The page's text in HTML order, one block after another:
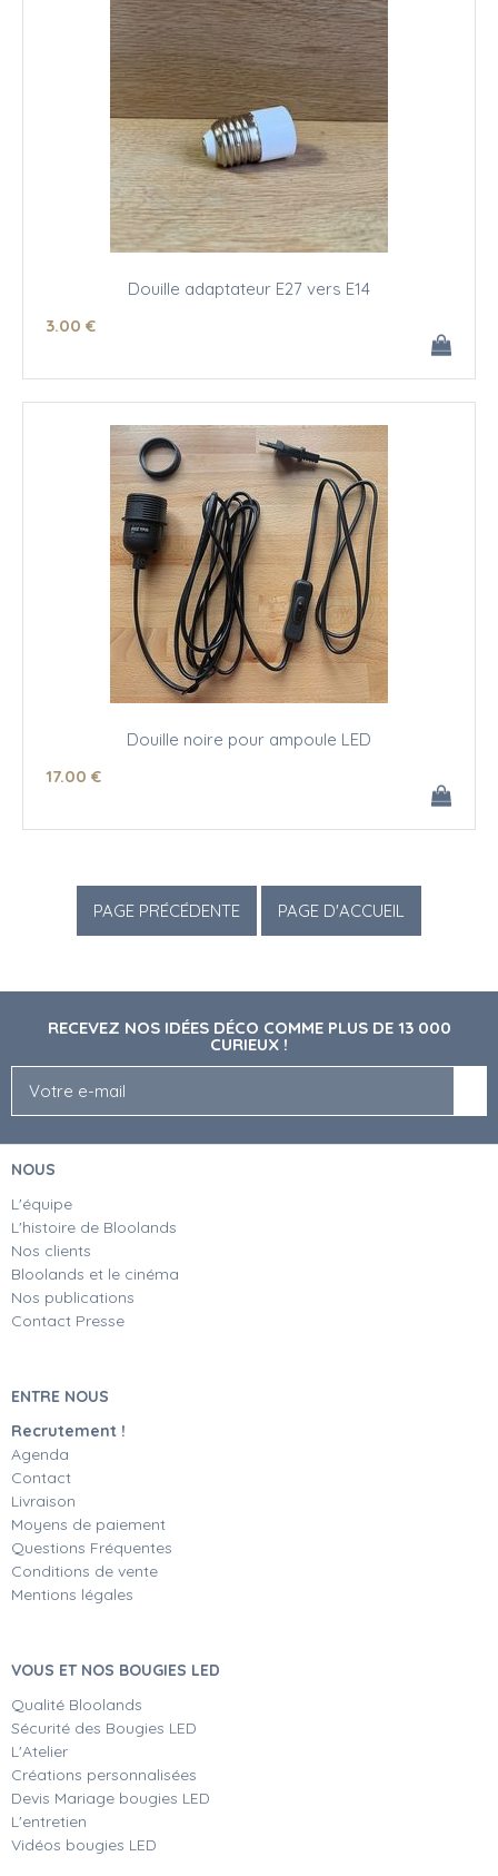
Douille adaptateur E27 vers E14
3.00 €
Douille noire pour ampoule LED
17.00 €
RECEVEZ NOS IDÉES DÉCO COMME PLUS DE 13 000
CURIEUX !
NOUS
L'équipe
L'histoire de Bloolands
Nos clients
Bloolands et le cinéma
Nos publications
Contact Presse
ENTRE NOUS
Recrutement !
Agenda
Contact
Livraison
Moyens de paiement
Questions Fréquentes
Conditions de vente
Mentions légales
VOUS ET NOS BOUGIES LED
Qualité Bloolands
Sécurité des Bougies LED
L'Atelier
Créations personnalisées
Devis Mariage bougies LED
L'entretien
Vidéos bougies LED